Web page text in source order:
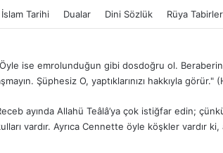
İslam Tarihi Dualar Dini Sözlük Rüya
ise emrolunduğun gibi dosdoğru ol.
Şüphesiz O, yaptıklarınızı hakkıyla görür."
ayında Allahü Teâlâ’ya çok istiğfar edin;
vardır. Ayrıca Cennette öyle köşkler vardır